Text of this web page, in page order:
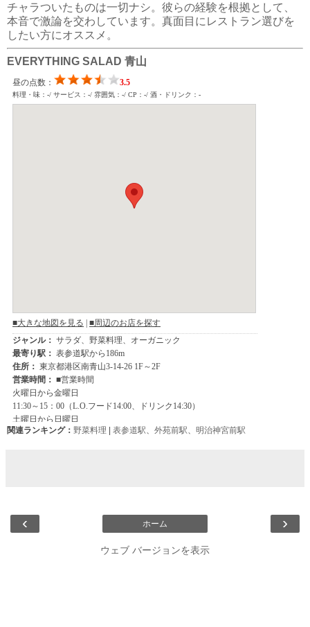
チャラついたものは一切ナシ。彼らの経験を根拠として、
本音で激論を交わしています。真面目にレストラン選びを
したい方にオススメ。
EVERYTHING SALAD 青山
関連ランキング： 野菜料理 | 表参道駅 外苑前駅 明治神宮前駅
‹ ›
ホーム
ウェブ バージョンを表示